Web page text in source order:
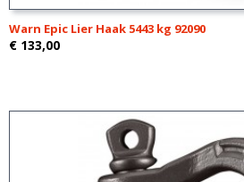
Warn Epic Lier Haak 5443 kg 92090
€ 133,00